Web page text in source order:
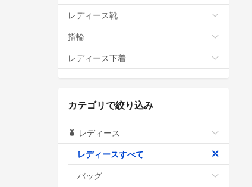
レディース靴
指輪
レディース下着
カテゴリで絞り込み
レディース
レディースすべて
バッグ